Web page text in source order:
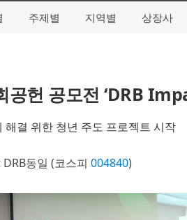
주제별 지역별 상장사
공헌 공모전 ‘DRB
해결 위한 청년 주도 프로젝트 시작
DRB동일 (코스피 004840)